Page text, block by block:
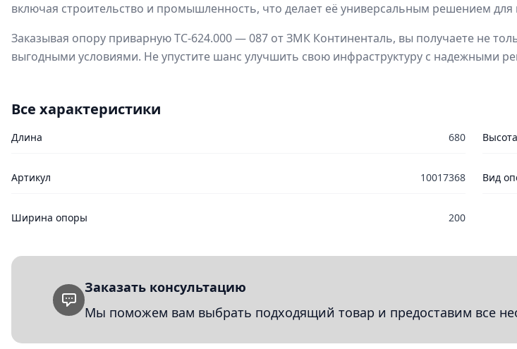
включая строительство и промышленность, что делает её универсальным решением
Заказывая опору приварную ТС-624.000 — 087 от ЗМК Континенталь, вы получаете не
выгодными условиями. Не упустите шанс улучшить свою инфраструктуру с надежными
Все характеристики
Длина 680 Высота
Артикул 10017368 Вид
Ширина опоры 200
Заказать консультацию
Мы поможем вам выбрать подходящий товар и предоставим все